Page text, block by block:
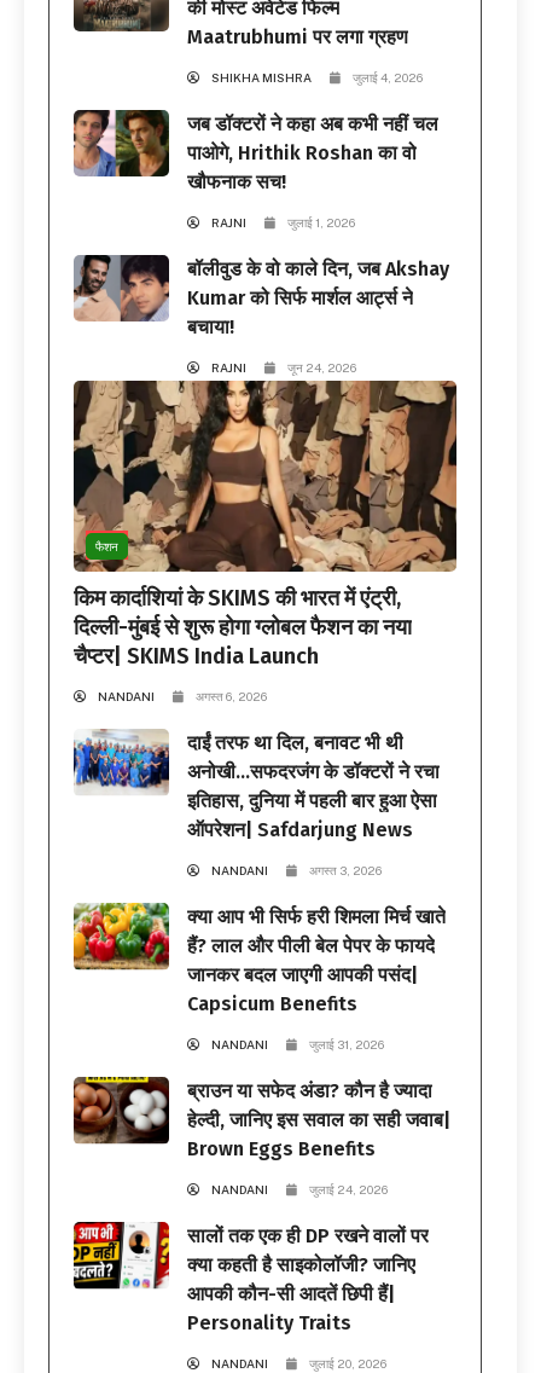
की मोस्ट अवेटेड फिल्म
Maatrubhumi पर लगा ग्रहण
SHIKHA MISHRA जुलाई 4, 2026
जब डॉक्टरों ने कहा अब कभी नहीं चल
पाओगे, Hrithik Roshan का वो
खौफनाक सच!
RAJNI जुलाई 1, 2026
बॉलीवुड के वो काले दिन, जब Akshay
Kumar को सिर्फ मार्शल आर्ट्स ने
बचाया!
RAJNI जून 24, 2026
फैशन
किम कार्दाशियां के SKIMS की भारत में एंट्री,
दिल्ली-मुंबई से शुरू होगा ग्लोबल फैशन का नया
चैप्टर| SKIMS India Launch
NANDANI अगस्त 6, 2026
दाईं तरफ था दिल, बनावट भी थी
अनोखी…सफदरजंग के डॉक्टरों ने रचा
इतिहास, दुनिया में पहली बार हुआ ऐसा
ऑपरेशन| Safdarjung News
NANDANI अगस्त 3, 2026
क्या आप भी सिर्फ हरी शिमला मिर्च खाते
हैं? लाल और पीली बेल पेपर के फायदे
जानकर बदल जाएगी आपकी पसंद|
Capsicum Benefits
NANDANI जुलाई 31, 2026
ब्राउन या सफेद अंडा? कौन है ज्यादा
हेल्दी, जानिए इस सवाल का सही जवाब|
Brown Eggs Benefits
NANDANI जुलाई 24, 2026
सालों तक एक ही DP रखने वालों पर
क्या कहती है साइकोलॉजी? जानिए
आपकी कौन-सी आदतें छिपी हैं|
Personality Traits
NANDANI जुलाई 20, 2026